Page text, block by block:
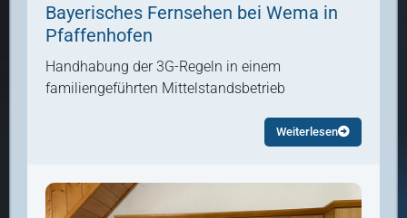
Bayerisches Fernsehen bei Wema in
Pfaffenhofen
Handhabung der 3G-Regeln in einem
familiengeführten Mittelstandsbetrieb
Weiterlesen